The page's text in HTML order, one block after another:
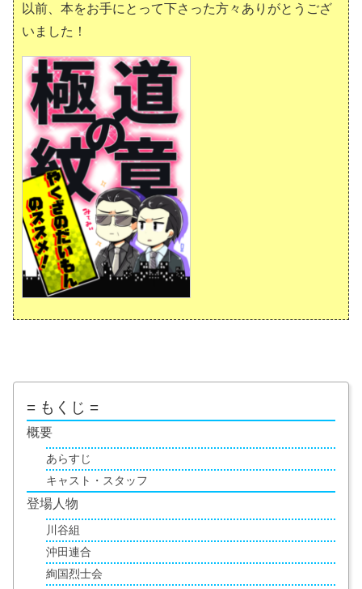
以前、本をお手にとって下さった方々ありがとうござ
いました！
= もくじ =
概要
あらすじ
キャスト・スタッフ
登場人物
川谷組
沖田連合
絢国烈士会